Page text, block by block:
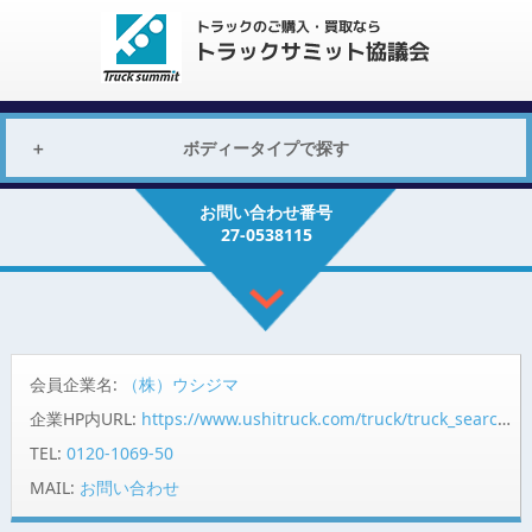
ボディータイプで探す
お問い合わせ番号
27-0538115
会員企業名:
（株）ウシジマ
企業HP内URL: https://www.ushitruck.com/truck/truck_search/detail?vehicle=17671
TEL: 0120-1069-50
MAIL: お問い合わせ